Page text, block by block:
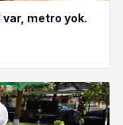
var, metro yok.